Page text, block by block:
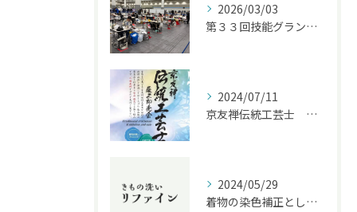
2026/03/03
第３３回技能グランプリ
2024/07/11
京友禅伝統工芸士 展示即売会 7月１２～１５日
2024/05/29
着物の染色補正としみ・色補正の違いを解説！クリーニング業界に精通したプロがおすすめする方法とは？